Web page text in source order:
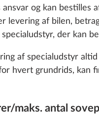
enable you to make
with you.
reduceres
0,0 kg
0 kr.
og kan
levering af bilen,
der kan
af specialudstyr
hvert grundrids, kan
maks. antal